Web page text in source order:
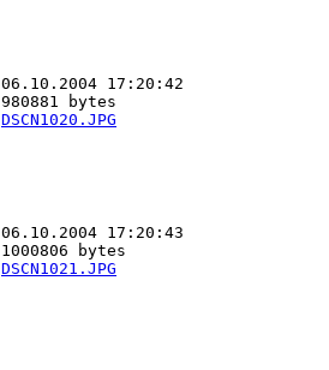
06.10.2004 17:20:42
980881 bytes
DSCN1020.JPG
06.10.2004 17:20:43
1000806 bytes
DSCN1021.JPG